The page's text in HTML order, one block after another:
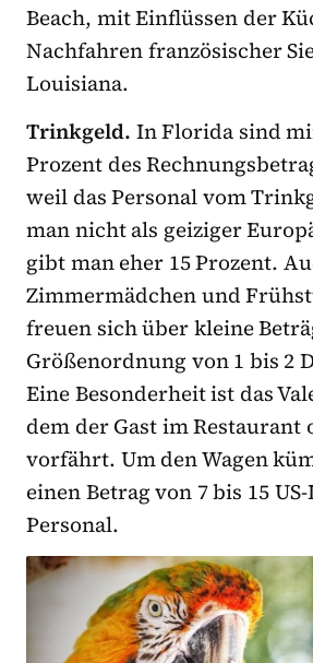
Beach, mit Einflüssen der
Nachfahren französischer
Louisiana.
Trinkgeld. In Florida sind
Prozent des
weil das Personal vom
man nicht als geiziger
gibt man eher 15 Prozent.
Zimmermädchen und
freuen sich über kleine
Größenordnung von 1 bis 2
Eine Besonderheit ist das
dem der Gast im Restaurant
vorfährt. Um den Wagen
einen Betrag von 7 bis 15
Personal.